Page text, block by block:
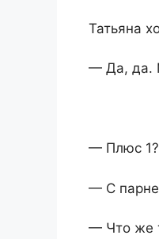
Татьяна
— Да, да.
— Плюс 1?
— С
— Что же